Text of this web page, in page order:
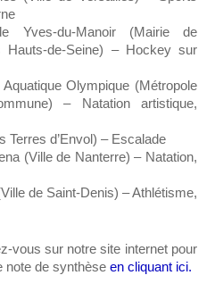
du-Manoir (Mairie de
Hauts-de-Seine) – Hockey sur
Olympique (Métropole
– Natation artistique,
Terres d’Envol) – Escalade
(Ville de Nanterre) – Natation,
de Saint-Denis) – Athlétisme,
vous sur notre site internet pour
note de synthèseen cliquant ici.